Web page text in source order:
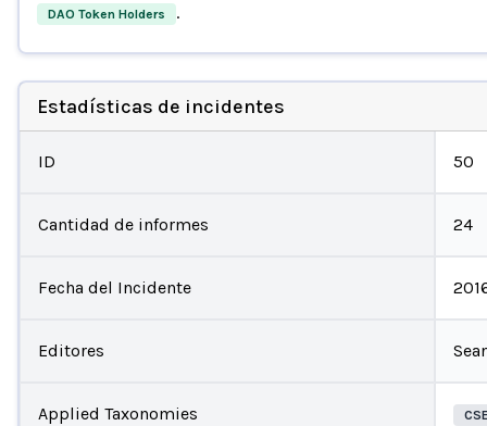
DAO Token Holders .
Estadísticas de incidentes
ID 50
Cantidad de informes 24
Fecha del Incidente
Editores
Applied Taxonomies